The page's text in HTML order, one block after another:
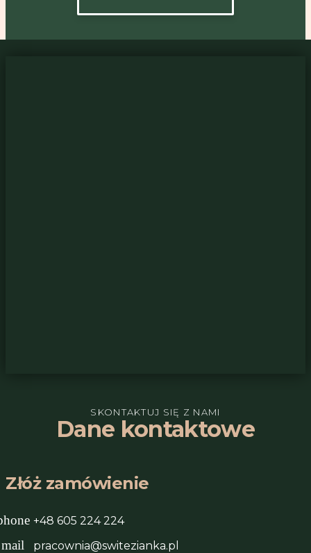
SKONTAKTUJ SIĘ Z NAMI
Dane kontaktowe
Złóż zamówienie
+48 605 224 224
mail pracownia@switezianka.pl